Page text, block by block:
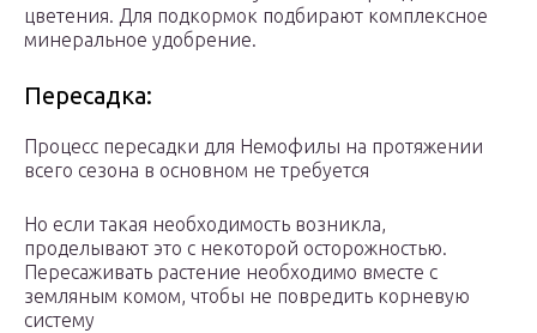
цветения. Для подкормок подбирают комплексное
минеральное удобрение.
Пересадка:
Процесс пересадки для Немофилы на протяжении
всего сезона в основном не требуется
Но если такая необходимость возникла,
проделывают это с некоторой осторожностью.
Пересаживать растение необходимо вместе с
земляным комом, чтобы не повредить корневую
систему